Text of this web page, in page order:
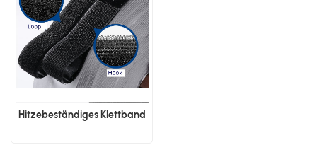
Hitzebeständiges Klettband